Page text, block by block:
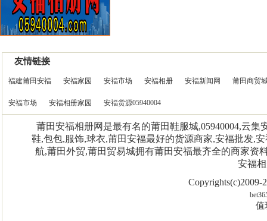
友情链接
福建莆田安福 安福家园 安福市场 安福相册 安福新闻网 莆田商贸
安福市场 安福相册家园 安福货源05940004
莆田安福相册网是最有名的莆田鞋服城,05940004,云
鞋,包包,服饰,球衣,莆田安福最好的货源商家,安福批发,
航,莆田外贸,莆田贸易城拥有莆田安福最齐全的商家资
安福
Copyrights(c)2009-
值